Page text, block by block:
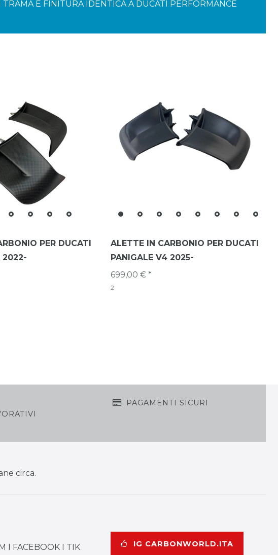
E FINITURA IDENTICA A DUCATI PERFORMANCE
PER DUCATI
2022-
ALETTE IN CARBONIO PER DUCATI
PANIGALE V4 2025-
699,00 € *
2
PAGAMENTI SICURI
circa.
I FACEBOOK I TIK IG CARBONWORLD.ITA